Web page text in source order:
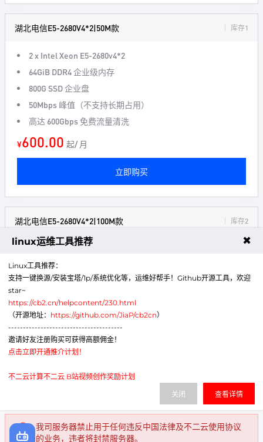
湖北电信E5-2680V4*2|50M款 库存1
2 x Intel Xeon E5-2680v4*2
64GiB DDR4企业级内存
800G SSD 企业盘
50Mbps 峰值（不支持长期占用）
高达 600Gbps 免费流量清洗
¥600.00 起/ 月
立即购买
湖北电信E5-2680V4*2|100M款 库存2
2 x Intel XeonE5-2680v4*2
64GiB DDR4
800GSSD 企业盘
100Mbps
峰值（不支持长期占用）
高达 600Gbps免费流量清洗
¥1000.00 起/ 月
我司服务器禁止用于任何违反中国法律及不二云使用协议
的业务，违者将封禁服务器。
linux运维工具推荐 ✖
Linux工具推荐：
支持一键换源/安装宝塔/1p/系统优化等，运维好帮手！Github开源工具，欢迎
star~
https://cb2.cn/helpcontent/230.html
（开源地址： https://github.com/JiaP/cb2cn）
---------------------------------------
邀请好友注册购买可获得高额佣金！
点击立即开通推介计划！
不二云计算不二云 B站视频创作奖励计划
查看详情
关闭